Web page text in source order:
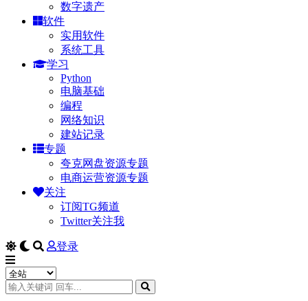
数字遗产
软件
实用软件
系统工具
学习
Python
电脑基础
编程
网络知识
建站记录
专题
夸克网盘资源专题
电商运营资源专题
关注
订阅TG频道
Twitter关注我
登录